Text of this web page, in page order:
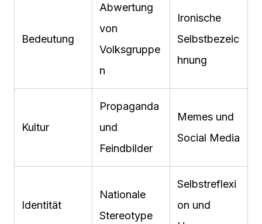
Bedeutung
Abwertung
von
Volksgruppe
n
Ironische
Selbstbezeic
hnung
Kultur
Propaganda
und
Feindbilder
Memes und
Social Media
Identität
Nationale
Stereotype
Selbstreflexi
on und